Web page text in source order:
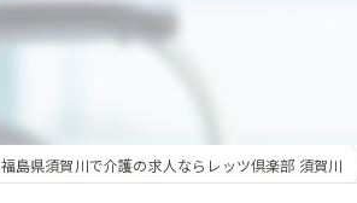
パート
週休2日
福島県須賀川で介護の求人ならレッツ倶楽部 須賀川